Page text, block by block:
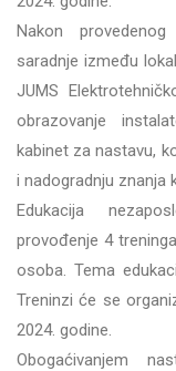
Nakon
saradnje između
JUMS
obrazovanje
kabinet za nastavu,
i nadogradnju znanja
Edukacija
provođenje 4
osoba. Tema
Treninzi će se
2024. godine.
Obogaćivanjem